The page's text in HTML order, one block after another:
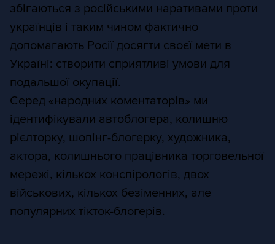
збігаються з російськими наративами проти
українців і таким чином фактично
допомагають Росії досягти своєї мети в
Україні: створити сприятливі умови для
подальшої окупації.
Серед «народних коментаторів» ми
ідентифікували автоблогера, колишню
рієлторку, шопінг-блогерку, художника,
актора, колишнього працівника торговельної
мережі, кількох конспірологів, двох
військових, кількох безіменних, але
популярних тікток-блогерів.